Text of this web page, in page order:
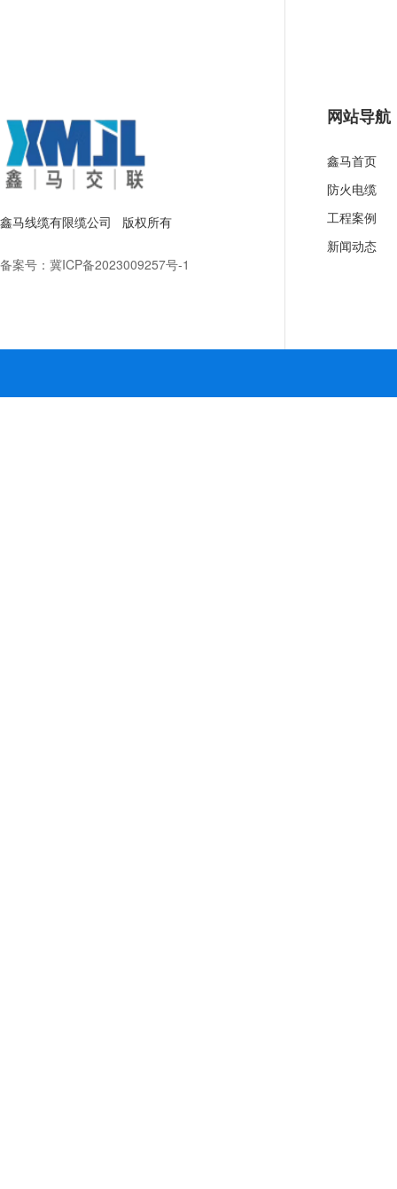
鑫马线缆有限缆公司 版权所有
备案号： 冀ICP备2023009257号-1
网站导航
鑫马首页
防火电缆
工程案例
新闻动态